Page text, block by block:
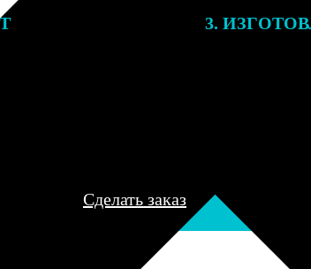
заказа к печати
могут связаться с Вами
телефону или email для
3.
Сделать заказ